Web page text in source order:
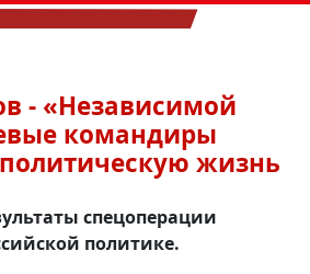
- «Независимой
командиры
жизнь
спецоперации
политике.